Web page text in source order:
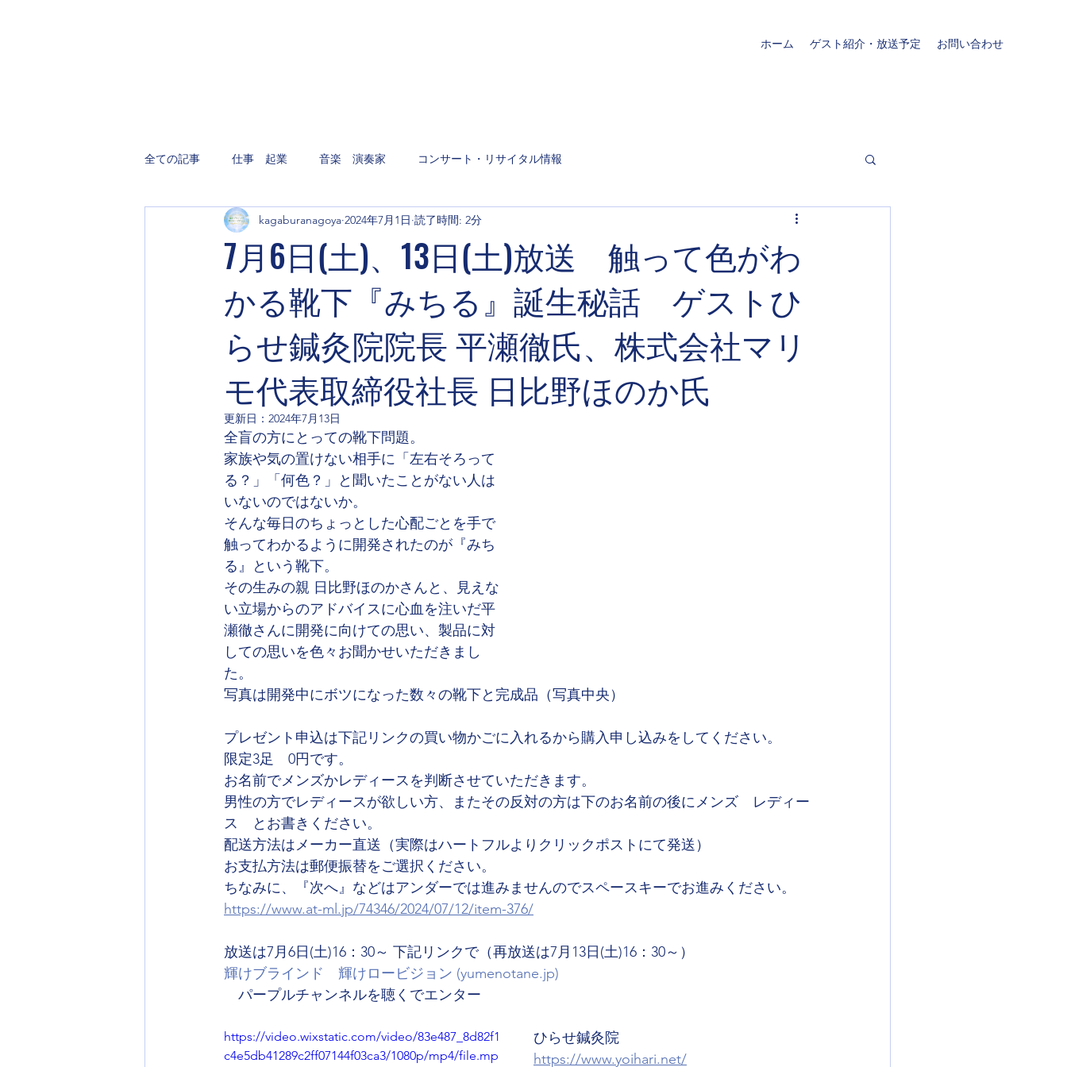
ホーム ゲスト紹介・放送予定 お問い合わせ
全ての記事 仕事 起業 音楽 演奏家 コンサート・リサイタル情報
7月6日(土)、13日(土)放送 触って色がわ
かる靴下『みちる』誕生秘話 ゲストひ
らせ鍼灸院院長 平瀬徹氏、株式会社マリ
モ代表取締役社長 日比野ほのか氏
kagaburanagoya 2024年7月1日 読了時間: 2分
更新日： 2024年7月13日
全盲の方にとっての靴下問題。
家族や気の置けない相手に「左右そろって
る？」「何色？」と聞いたことがない人は
いないのではないか。
そんな毎日のちょっとした心配ごとを手で
触ってわかるように開発されたのが『みち
る』という靴下。
その生みの親 日比野ほのかさんと、見えな
い立場からのアドバイスに心血を注いだ平
瀬徹さんに開発に向けての思い、製品に対
しての思いを色々お聞かせいただきまし
た。
写真は開発中にボツになった数々の靴下と完成品（写真中央）
プレゼント申込は下記リンクの買い物かごに入れるから購入申し込みをしてください。
限定3足　0円です。
お名前でメンズかレディースを判断させていただきます。
男性の方でレディースが欲しい方、またその反対の方は下のお名前の後にメンズ　レディー
ス　とお書きください。
配送方法はメーカー直送（実際はハートフルよりクリックポストにて発送）
お支払方法は郵便振替をご選択ください。
ちなみに、『次へ』などはアンダーでは進みませんのでスペースキーでお進みください。
https://www.at-ml.jp/74346/2024/07/12/item-376/
放送は7月6日(土)16：30～ 下記リンクで（再放送は7月13日(土)16：30～）
輝けブラインド　輝けロービジョン (yumenotane.jp)
パープルチャンネルを聴くでエンター
https://video.wixstatic.com/video/83e487_8d82f1
c4e5db41289c2ff07144f03ca3/1080p/mp4/file.mp
ひらせ鍼灸院
https://www.yoihari.net/